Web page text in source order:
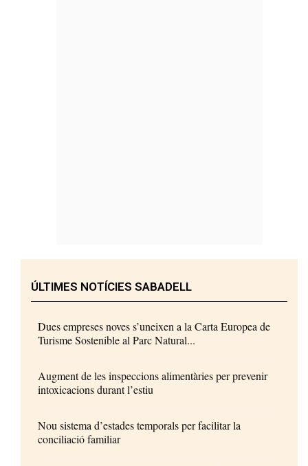
ÚLTIMES NOTÍCIES SABADELL
Dues empreses noves s’uneixen a la Carta Europea de
Turisme Sostenible al Parc Natural...
Augment de les inspeccions alimentàries per prevenir
intoxicacions durant l’estiu
Nou sistema d’estades temporals per facilitar la
conciliació familiar